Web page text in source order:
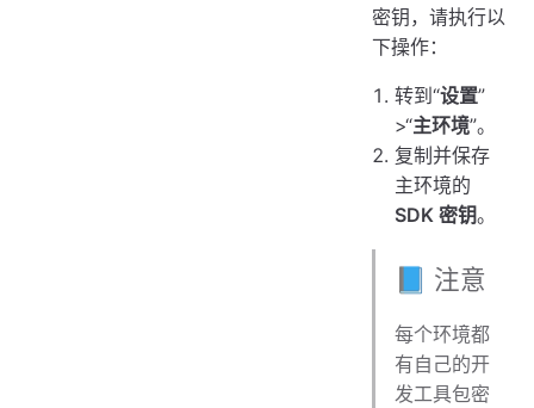
密钥，请执行以
下操作：
转到“设置”
>“主环境”。
复制并保存
主环境的
SDK 密钥。
📘 注意
每个环境都
有自己的开
发工具包密